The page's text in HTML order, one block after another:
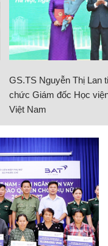
GS.TS Nguyễn Thị Lan
chức Giám đốc Học
Việt Nam